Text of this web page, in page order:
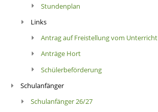
Stundenplan
Links
Antrag auf Freistellung vom Unterricht
Anträge Hort
Schülerbeförderung
Schulanfänger
Schulanfänger 26/27